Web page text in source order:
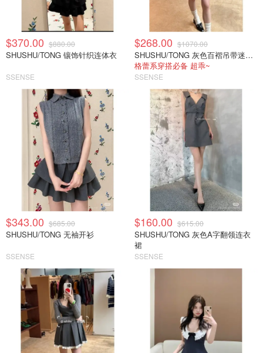
$370.00 $880.00
SHUSHU/TONG 镶饰针织连体衣
SSENSE
$268.00 $1070.00
SHUSHU/TONG 灰色百褶吊带迷你连衣裙
格蕾系穿搭必备 超乖~
SSENSE
$343.00 $685.00
SHUSHU/TONG 无袖开衫
SSENSE
$160.00 $615.00
SHUSHU/TONG 灰色A字翻领连衣
裙
SSENSE